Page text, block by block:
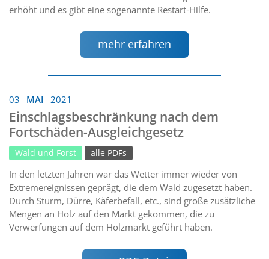
erhöht und es gibt eine sogenannte Restart-Hilfe.
mehr erfahren
03 MAI 2021
Einschlagsbeschränkung nach dem
Fortschäden-Ausgleichgesetz
Wald und Forst alle PDFs
In den letzten Jahren war das Wetter immer wieder von
Extremereignissen geprägt, die dem Wald zugesetzt haben.
Durch Sturm, Dürre, Käferbefall, etc., sind große zusätzliche
Mengen an Holz auf den Markt gekommen, die zu
Verwerfungen auf dem Holzmarkt geführt haben.